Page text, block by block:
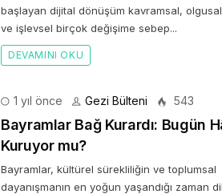
başlayan dijital dönüşüm kavramsal,
ve işlevsel birçok değişime sebep...
DEVAMINI OKU
1 yıl önce Gezi Bülteni 543
Bayramlar Bağ Kurardı: Bugün
Kuruyor mu?
Bayramlar, kültürel sürekliliğin ve toplumsal
dayanışmanın en yoğun yaşandığı zaman